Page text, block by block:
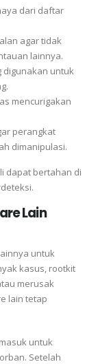
dari daftar
agar tidak
lainnya.
digunakan untuk
mencurigakan
perangkat
dimanipulasi.
dapat bertahan di
Lain
untuk
kasus, rootkit
merusak
lain tetap
untuk
Setelah